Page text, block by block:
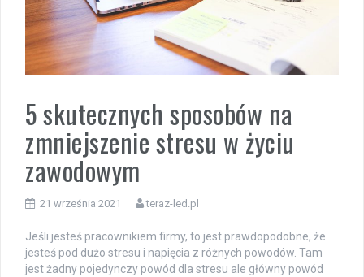
5 skutecznych sposobów na
zmniejszenie stresu w życiu
zawodowym
21 września 2021 teraz-led.pl
Jeśli jesteś pracownikiem firmy, to jest prawdopodobne, że
jesteś pod dużo stresu i napięcia z różnych powodów. Tam
jest żadny pojedynczy powód dla stresu ale główny powód